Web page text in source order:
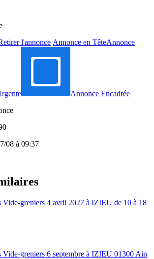
l'annonce Annonce en TêteAnnonce
Annonce Encadrée
08 à 09:37